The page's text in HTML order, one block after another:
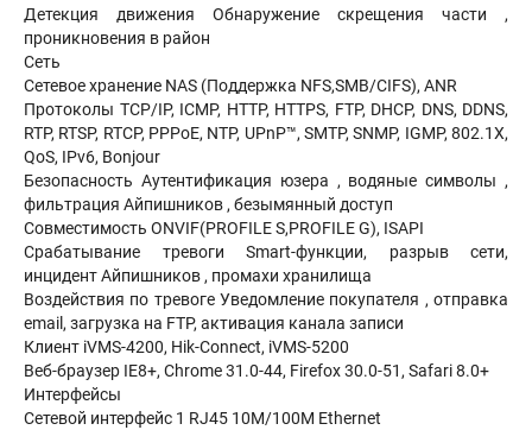
Детекция движения Обнаружение скрещения части ,
проникновения в район
Сеть
Сетевое хранение NAS (Поддержка NFS,SMB/CIFS), ANR
Протоколы TCP/IP, ICMP, HTTP, HTTPS, FTP, DHCP, DNS, DDNS,
RTP, RTSP, RTCP, PPPoE, NTP, UPnP™, SMTP, SNMP, IGMP, 802.1X,
QoS, IPv6, Bonjour
Безопасность Аутентификация юзера , водяные символы ,
фильтрация Айпишников , безымянный доступ
Совместимость ONVIF(PROFILE S,PROFILE G), ISAPI
Срабатывание тревоги Smart-функции, разрыв сети,
инцидент Айпишников , промахи хранилища
Воздействия по тревоге Уведомление покупателя , отправка
email, загрузка на FTP, активация канала записи
Клиент iVMS-4200, Hik-Connect, iVMS-5200
Веб-браузер IE8+, Chrome 31.0-44, Firefox 30.0-51, Safari 8.0+
Интерфейсы
Сетевой интерфейс 1 RJ45 10M/100M Ethernet